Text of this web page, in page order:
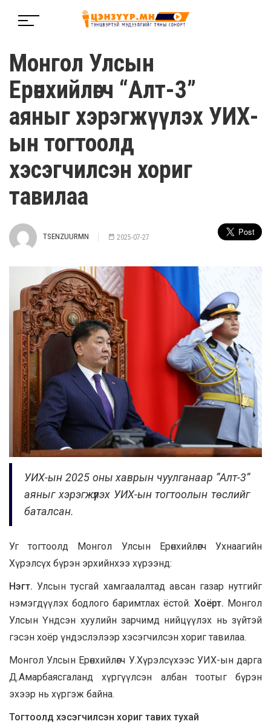
Монгол Улсын
Ерөнхийлөгч “Алт-3”
аяныг хэрэгжүүлэх УИХ-
ын тогтоолд
хэсэгчилсэн хориг
тавилаа
TSENZUURMN 2025-07-27
УИХ-ын 2025 оны хаврын чуулганаар “Алт-3”
аяныг хэрэгжүүлэх УИХ-ын тогтоолын төслийг
баталсан.
Уг тогтоолд Монгол Улсын Ерөнхийлөгч Ухнаагийн
Хүрэлсүх бүрэн эрхийнхээ хүрээнд:
Нэгт. Улсын тусгай хамгаалалтад авсан газар нутгийг
нэмэгдүүлэх бодлого баримтлах ёстой. Хоёрт. Монгол
Улсын Үндсэн хуулийн зарчимд нийцүүлэх нь зүйтэй
гэсэн хоёр үндэслэлээр хэсэгчилсэн хориг тавилаа.
Монгол Улсын Ерөнхийлөгч У.Хүрэлсүхээс УИХ-ын дарга
Д.Амарбаясгаланд хүргүүлсэн албан тоотыг бүрэн
эхээр нь хүргэж байна.
Тогтоолд хэсэгчилсэн хориг тавих тухай